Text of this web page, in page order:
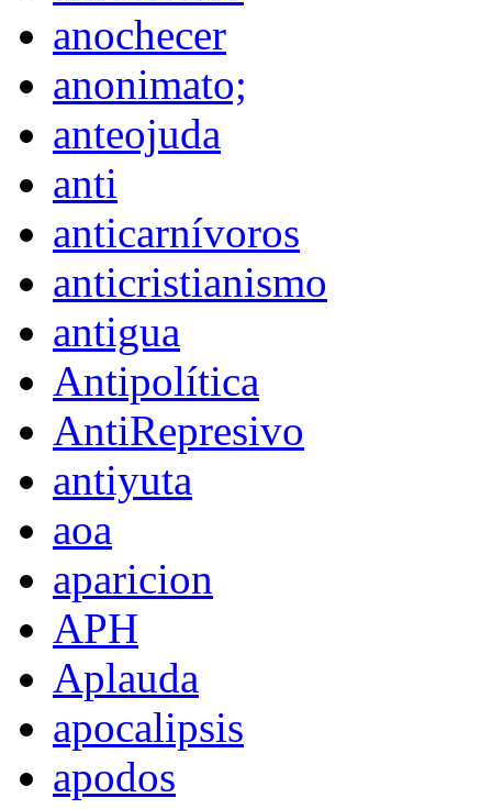
anochecer
anonimato;
anteojuda
anti
anticarnívoros
anticristianismo
antigua
Antipolítica
AntiRepresivo
antiyuta
aoa
aparicion
APH
Aplauda
apocalipsis
apodos